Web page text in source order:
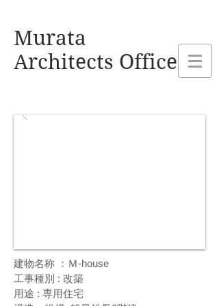
Murata
Architects Office
建物名称 ： Ｍ-house
工事種別 : 改築
用途 : 専用住宅